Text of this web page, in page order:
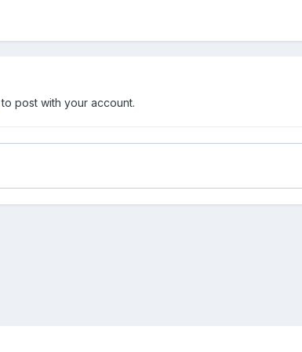
to post with your account.